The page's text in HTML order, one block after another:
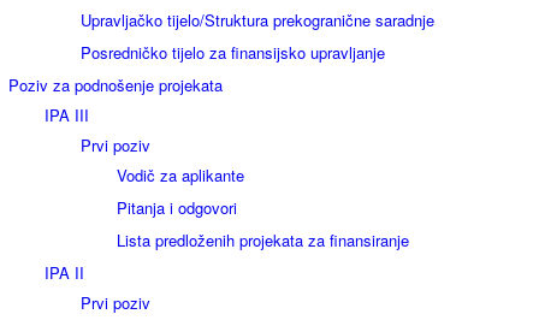
Upravljačko tijelo/Struktura prekogranične saradnje
Posredničko tijelo za finansijsko upravljanje
Poziv za podnošenje projekata
IPA III
Prvi poziv
Vodič za aplikante
Pitanja i odgovori
Lista predloženih projekata za finansiranje
IPA II
Prvi poziv